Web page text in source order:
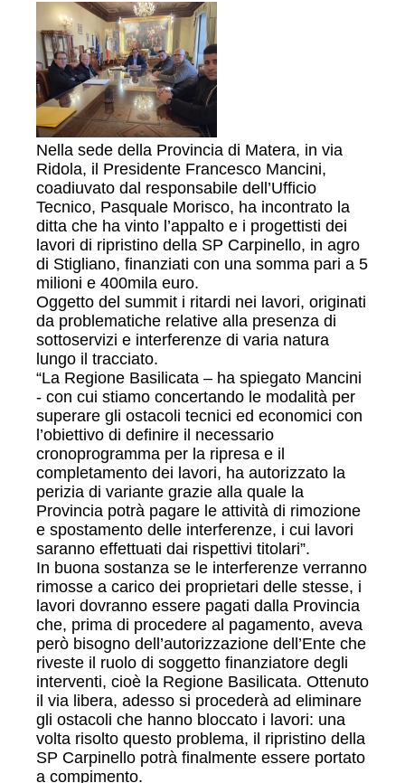
Nella sede della Provincia di Matera, in via
Ridola, il Presidente Francesco Mancini,
coadiuvato dal responsabile dell’Ufficio
Tecnico, Pasquale Morisco, ha incontrato la
ditta che ha vinto l’appalto e i progettisti dei
lavori di ripristino della SP Carpinello, in agro
di Stigliano, finanziati con una somma pari a 5
milioni e 400mila euro.
Oggetto del summit i ritardi nei lavori, originati
da problematiche relative alla presenza di
sottoservizi e interferenze di varia natura
lungo il tracciato.
“La Regione Basilicata – ha spiegato Mancini
- con cui stiamo concertando le modalità per
superare gli ostacoli tecnici ed economici con
l’obiettivo di definire il necessario
cronoprogramma per la ripresa e il
completamento dei lavori, ha autorizzato la
perizia di variante grazie alla quale la
Provincia potrà pagare le attività di rimozione
e spostamento delle interferenze, i cui lavori
saranno effettuati dai rispettivi titolari”.
In buona sostanza se le interferenze verranno
rimosse a carico dei proprietari delle stesse, i
lavori dovranno essere pagati dalla Provincia
che, prima di procedere al pagamento, aveva
però bisogno dell’autorizzazione dell’Ente che
riveste il ruolo di soggetto finanziatore degli
interventi, cioè la Regione Basilicata. Ottenuto
il via libera, adesso si procederà ad eliminare
gli ostacoli che hanno bloccato i lavori: una
volta risolto questo problema, il ripristino della
SP Carpinello potrà finalmente essere portato
a compimento.